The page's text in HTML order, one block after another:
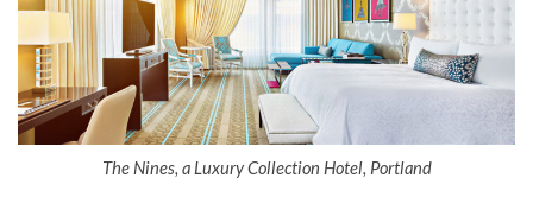
The Nines, a Luxury Collection Hotel, Portland